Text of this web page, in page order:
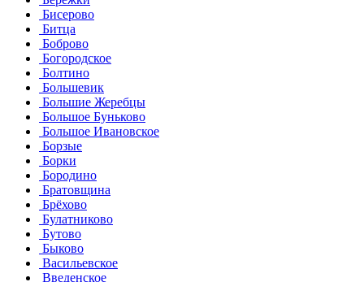
Бисерово
Битца
Боброво
Богородское
Болтино
Большевик
Большие Жеребцы
Большое Буньково
Большое Ивановское
Борзые
Борки
Бородино
Братовщина
Брёхово
Булатниково
Бутово
Быково
Васильевское
Введенское